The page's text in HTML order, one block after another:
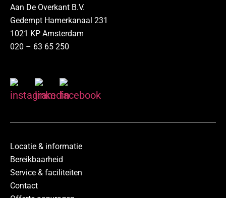
Aan De Overkant B.V.
Gedempt Hamerkanaal 231
1021 KP Amsterdam
020 – 63 65 250
Locatie & informatie
Bereikbaarheid
Service & faciliteiten
Contact